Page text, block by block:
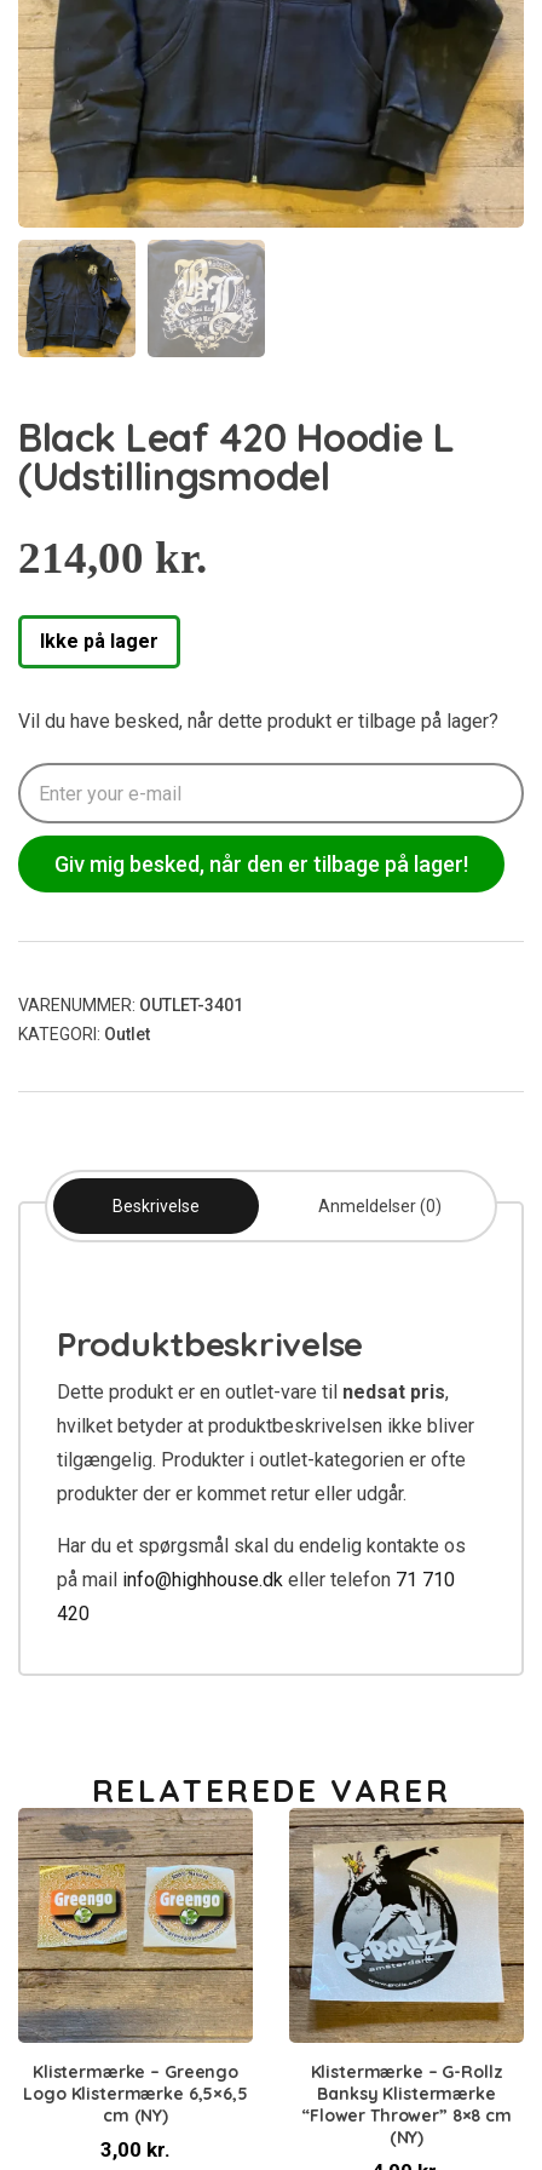
Black Leaf 420 Hoodie L
(Udstillingsmodel
214,00 kr.
Ikke på lager
Vil du have besked, når dette produkt er tilbage på lager?
Giv mig besked, når den er tilbage på lager!
VARENUMMER: OUTLET-3401
KATEGORI: Outlet
Beskrivelse Anmeldelser (0)
Produktbeskrivelse
Dette produkt er en outlet-vare til nedsat pris,
hvilket betyder at produktbeskrivelsen ikke bliver
tilgængelig. Produkter i outlet-kategorien er ofte
produkter der er kommet retur eller udgår.
Har du et spørgsmål skal du endelig kontakte os
på mail info@highhouse.dk eller telefon 71 710
420
RELATEREDE VARER
Klistermærke – Greengo
Logo Klistermærke 6,5×6,5
cm (NY)
3,00 kr.
Klistermærke – G-Rollz
Banksy Klistermærke
“Flower Thrower” 8×8 cm
(NY)